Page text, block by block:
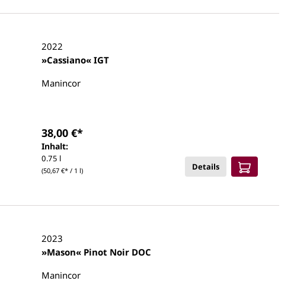
2022
»Cassiano« IGT
Manincor
Inhalt:
0.75 l
(50,67 €* / 1 l)
38,00 €*
Details
2023
»Mason« Pinot Noir DOC
Manincor